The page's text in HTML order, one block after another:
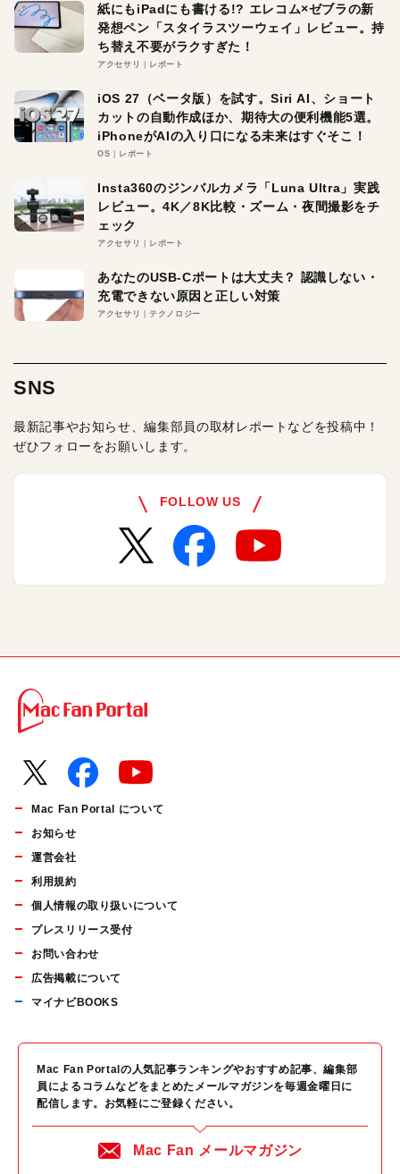
紙にもiPadにも書ける!? エレコム×ゼブラの新
発想ペン「スタイラスツーウェイ」レビュー。持
ち替え不要がラクすぎた！
アクセサリ レポート
iOS 27（ベータ版）を試す。Siri AI、ショート
カットの自動作成ほか、期待大の便利機能5選。
iPhoneがAIの入り口になる未来はすぐそこ！
OS レポート
Insta360のジンバルカメラ「Luna Ultra」実践
レビュー。4K／8K比較・ズーム・夜間撮影をチ
ェック
アクセサリ レポート
あなたのUSB-Cポートは大丈夫？ 認識しない・
充電できない原因と正しい対策
アクセサリ テクノロジー
SNS
最新記事やお知らせ、編集部員の取材レポートなどを投稿中！
ぜひフォローをお願いします。
FOLLOW US
Mac Fan Portal について
お知らせ
運営会社
利用規約
個人情報の取り扱いについて
プレスリリース受付
お問い合わせ
広告掲載について
マイナビBOOKS
Mac Fan Portalの人気記事ランキングやおすすめ記事、編集部
員によるコラムなどをまとめたメールマガジンを毎週金曜日に
配信します。お気軽にご登録ください。
Mac Fan メールマガジン